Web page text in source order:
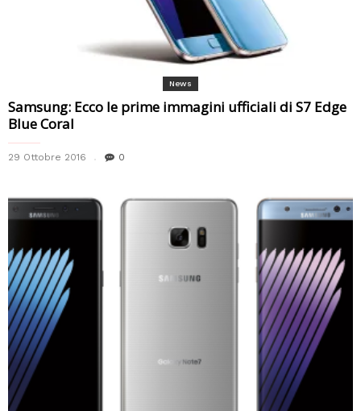
News
Samsung: Ecco le prime immagini ufficiali di S7 Edge
Blue Coral
29 Ottobre 2016 0